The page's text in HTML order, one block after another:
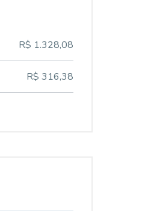
R$ 1.328,08
R$ 316,38